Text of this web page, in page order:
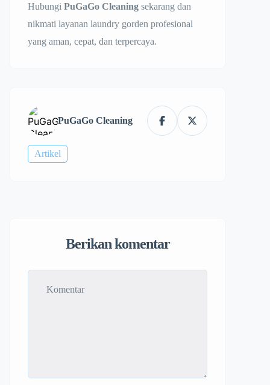
Hubungi PuGaGo Cleaning sekarang dan
nikmati layanan laundry gorden profesional
yang aman, cepat, dan terpercaya.
PuGaGo Cleaning
Artikel
Berikan komentar